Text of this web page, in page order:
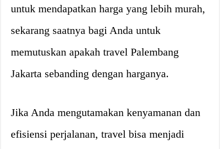
untuk mendapatkan harga yang lebih murah,
sekarang saatnya bagi Anda untuk
memutuskan apakah travel Palembang
Jakarta sebanding dengan harganya.
Jika Anda mengutamakan kenyamanan dan
efisiensi perjalanan, travel bisa menjadi